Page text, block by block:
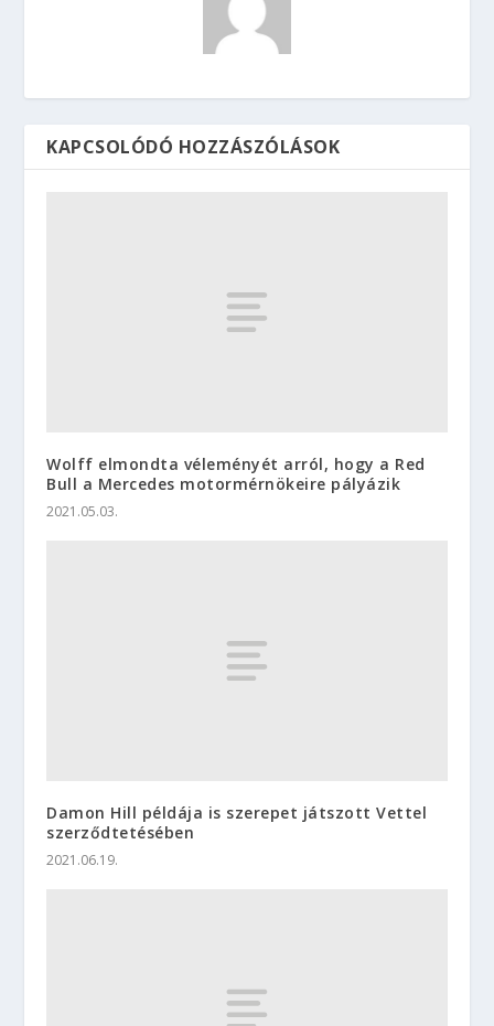
KAPCSOLÓDÓ HOZZÁSZÓLÁSOK
Wolff elmondta véleményét arról, hogy a Red
Bull a Mercedes motormérnökeire pályázik
2021.05.03.
Damon Hill példája is szerepet játszott Vettel
szerződtetésében
2021.06.19.